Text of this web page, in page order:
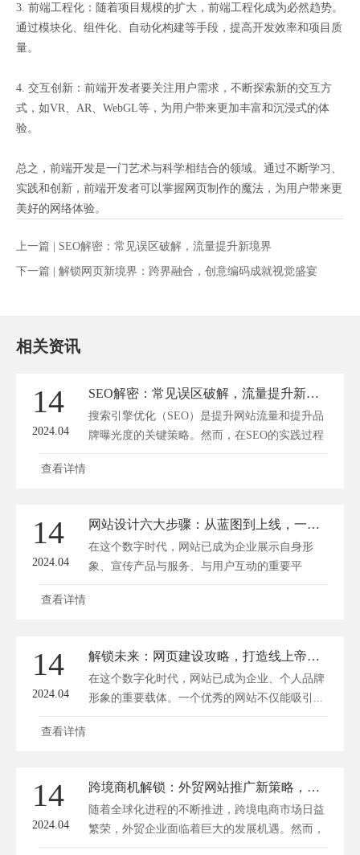
3. 前端工程化：随着项目规模的扩大，前端工程化成为必然趋势。
通过模块化、组件化、自动化构建等手段，提高开发效率和项目质
量。
4. 交互创新：前端开发者要关注用户需求，不断探索新的交互方
式，如VR、AR、WebGL等，为用户带来更加丰富和沉浸式的体
验。
总之，前端开发是一门艺术与科学相结合的领域。通过不断学习、
实践和创新，前端开发者可以掌握网页制作的魔法，为用户带来更
美好的网络体验。
上一篇 | SEO解密：常见误区破解，流量提升新境界
下一篇 | 解锁网页新境界：跨界融合，创意编码成就视觉盛宴
相关资讯
14
2024.04
SEO解密：常见误区破解，流量提升新境界
搜索引擎优化（SEO）是提升网站流量和提升品
牌曝光度的关键策略。然而，在SEO的实践过程
中，许...
查看详情
14
2024.04
网站设计六大步骤：从蓝图到上线，一步一个脚印
在这个数字时代，网站已成为企业展示自身形
象、宣传产品与服务、与用户互动的重要平
台。...
查看详情
14
2024.04
解锁未来：网页建设攻略，打造线上帝国的秘密蓝图
在这个数字化时代，网站已成为企业、个人品牌
形象的重要载体。一个优秀的网站不仅能吸引...
查看详情
14
2024.04
跨境商机解锁：外贸网站推广新策略，流量翻倍秘籍
随着全球化进程的不断推进，跨境电商市场日益
繁荣，外贸企业面临着巨大的发展机遇。然而，
如...